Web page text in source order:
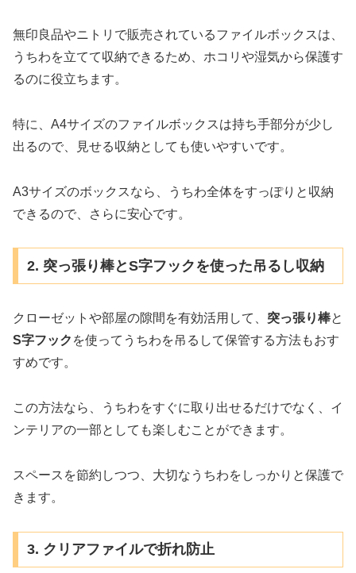
無印良品やニトリで販売されているファイルボックスは、
うちわを立てて収納できるため、ホコリや湿気から保護す
るのに役立ちます。
特に、A4サイズのファイルボックスは持ち手部分が少し
出るので、見せる収納としても使いやすいです。
A3サイズのボックスなら、うちわ全体をすっぽりと収納
できるので、さらに安心です。
2. 突っ張り棒とS字フックを使った吊るし収納
クローゼットや部屋の隙間を有効活用して、 突っ張り棒と
S字フック を使ってうちわを吊るして保管する方法もおす
すめです。
この方法なら、うちわをすぐに取り出せるだけでなく、イ
ンテリアの一部としても楽しむことができます。
スペースを節約しつつ、大切なうちわをしっかりと保護で
きます。
3. クリアファイルで折れ防止